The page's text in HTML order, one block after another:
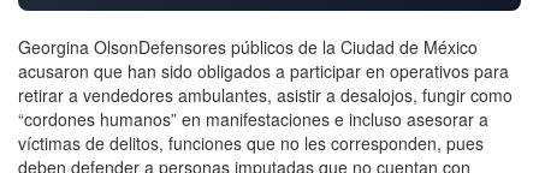
Georgina OlsonDefensores públicos de la Ciudad de México
acusaron que han sido obligados a participar en operativos para
retirar a vendedores ambulantes, asistir a desalojos, fungir como
“cordones humanos” en manifestaciones e incluso asesorar a
víctimas de delitos, funciones que no les corresponden, pues
deben defender a personas imputadas que no cuentan con